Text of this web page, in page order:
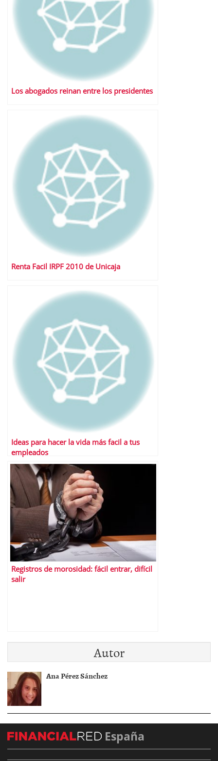
Los abogados reinan entre los presidentes
Renta Facil IRPF 2010 de Unicaja
Ideas para hacer la vida más facil a tus
empleados
Registros de morosidad: fácil entrar, difícil
salir
Autor
Ana Pérez Sánchez
España